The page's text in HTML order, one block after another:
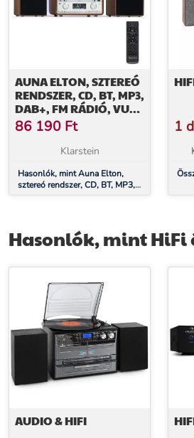
AUNA ELTON, SZTEREÓ
RENDSZER, CD, BT, MP3,
DAB+, FM RÁDIÓ, VU
MÉRŐ,
HÁTTÉRVILÁGÍTÁS
86 190 Ft
Klarstein
Hasonlók, mint Auna Elton,
sztereó rendszer, CD, BT, MP3,
DAB+, FM rádió, VU mérő,
1
Hasonlók, mint HiFi
AUDIO & HIFI